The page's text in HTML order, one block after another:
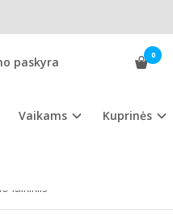
paskyra 0
Vaikams Kuprinės
laikiklis